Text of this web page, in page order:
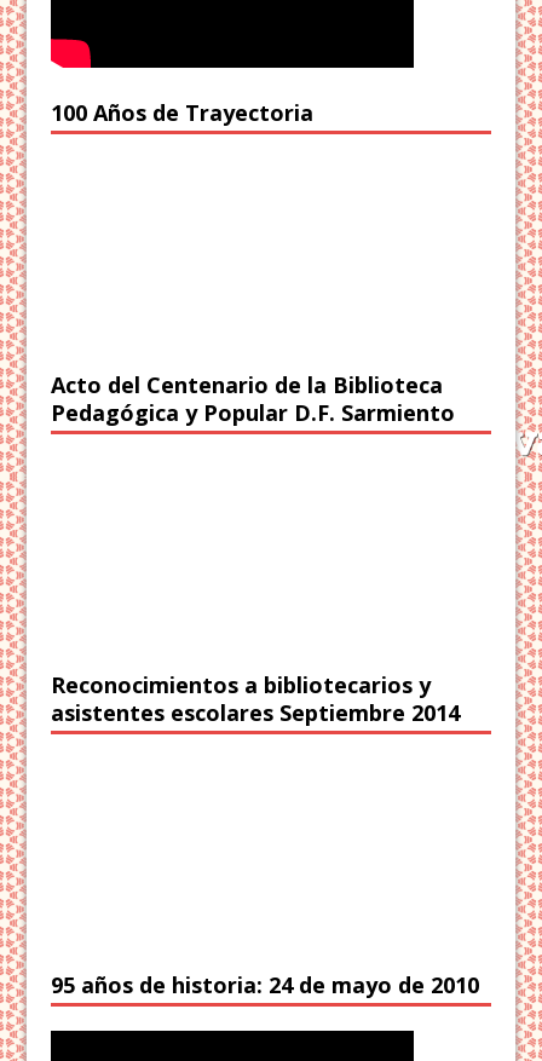
100 Años de Trayectoria
Acto del Centenario de la Biblioteca
Pedagógica y Popular D.F. Sarmiento
Reconocimientos a bibliotecarios y
asistentes escolares Septiembre 2014
95 años de historia: 24 de mayo de 2010